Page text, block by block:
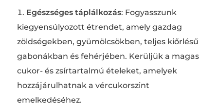
Egészséges táplálkozás: Fogyasszunk
kiegyensúlyozott étrendet, amely gazdag
zöldségekben, gyümölcsökben, teljes kiőrlésű
gabonákban és fehérjében. Kerüljük a magas
cukor- és zsírtartalmú ételeket, amelyek
hozzájárulhatnak a vércukorszint
emelkedéséhez.